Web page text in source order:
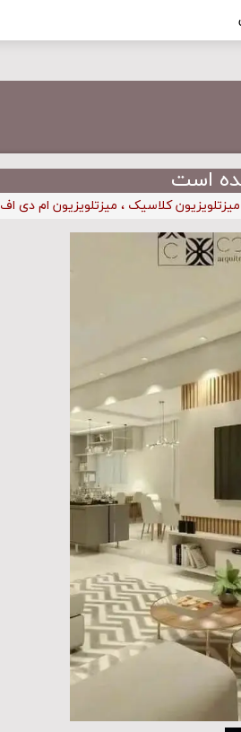
است
میزتلویزیون کلاسیک ، میزتلویزیون ام دی اف